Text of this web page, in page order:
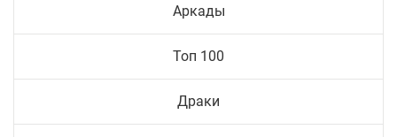
Аркады
Топ 100
Драки